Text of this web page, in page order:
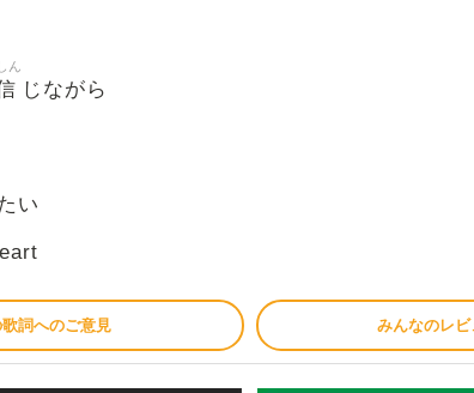
ん
じながら
い
歌詞へのご意見 みんなのレビ